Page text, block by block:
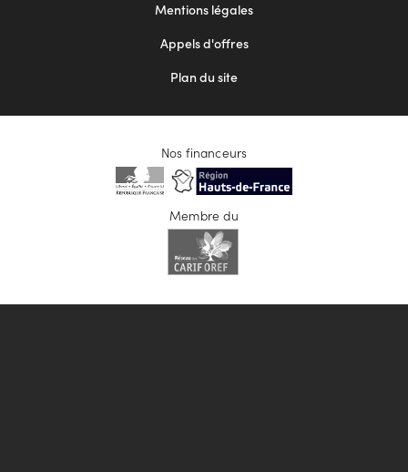
Mentions légales
Appels d'offres
Plan du site
Nos financeurs
Membre du